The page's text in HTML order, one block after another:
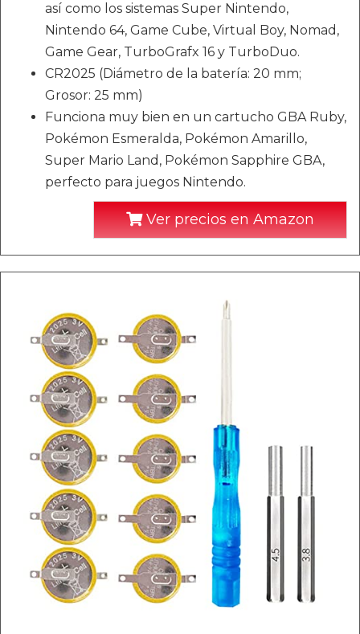
así como los sistemas Super Nintendo,
Nintendo 64, Game Cube, Virtual Boy, Nomad,
Game Gear, TurboGrafx 16 y TurboDuo.
CR2025 (Diámetro de la batería: 20 mm;
Grosor: 25 mm)
Funciona muy bien en un cartucho GBA Ruby,
Pokémon Esmeralda, Pokémon Amarillo,
Super Mario Land, Pokémon Sapphire GBA,
perfecto para juegos Nintendo.
Ver precios en Amazon